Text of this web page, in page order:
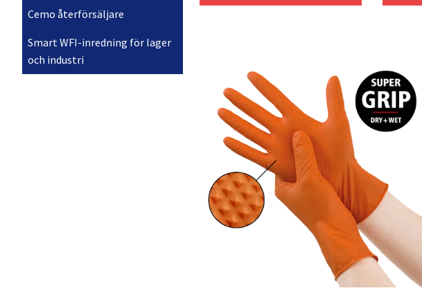
Cemo återförsäljare
Smart WFI-inredning för lager
och industri